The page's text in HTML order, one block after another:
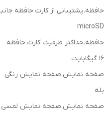
حافظه.پشتیبانی از کارت حافظه
microSD
حافظه.حداکثر ظرفیت کارت حافظه
16 گیگابایت
صفحه نمایش.صفحه نمایش رنگی
بله
صفحه نمایش.صفحه نمایش لمسی